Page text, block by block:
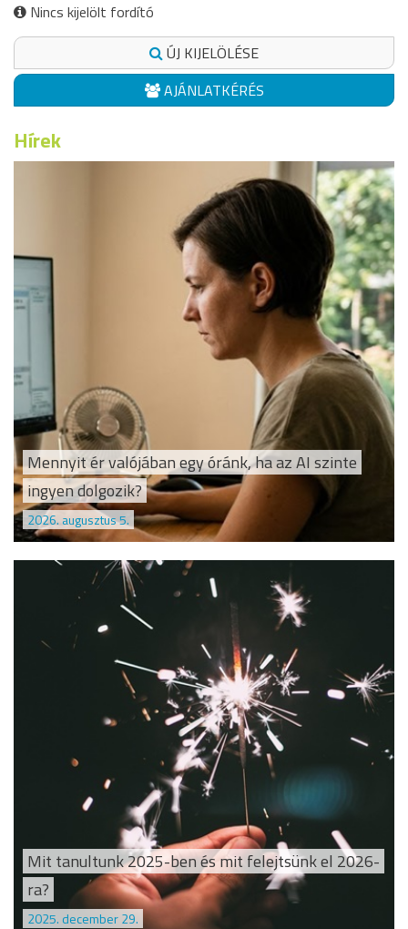
Nincs kijelölt fordító
ÚJ KIJELÖLÉSE
AJÁNLATKÉRÉS
Hírek
Mennyit ér valójában egy óránk, ha az AI szinte
ingyen dolgozik?
2026. augusztus 5.
Mit tanultunk 2025-ben és mit felejtsünk el 2026-
ra?
2025. december 29.